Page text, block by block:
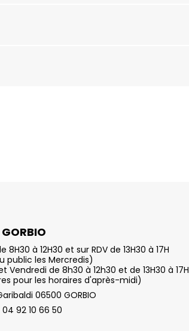
GORBIO
à 12H30 et sur RDV de 13H30 à 17H
public les Mercredis)
de 8h30 à 12h30 et de 13H30 à 17H
pour les horaires d'après-midi)
06500 GORBIO
04 92 10 66 50